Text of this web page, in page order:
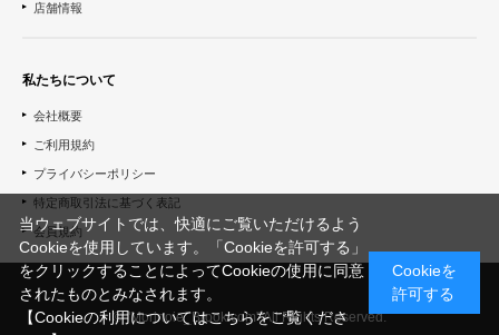
店舗情報
私たちについて
会社概要
ご利用規約
プライバシーポリシー
特定商取引法に基づく表記
会員規約
© "Morinoie_Brook.com" All Rights Reserved.
当ウェブサイトでは、快適にご覧いただけるよう
Cookieを使用しています。「Cookieを許可する」
をクリックすることによってCookieの使用に同意
されたものとみなされます。
【Cookieの利用についてはこちらをご覧くださ
Cookieを
許可する